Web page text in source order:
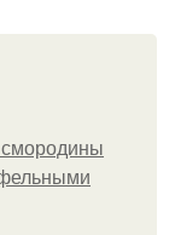
смородины